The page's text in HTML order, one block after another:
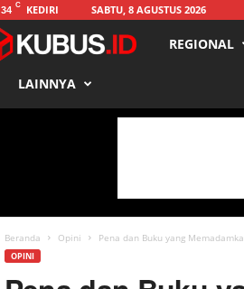
34 C KEDIRI SABTU, 8 AGUSTUS 2026
s
REGIONAL
LAINNYA
Beranda Opini Pena dan Buku yang
OPINI